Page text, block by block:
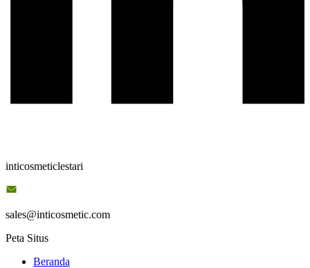
inticosmeticlestari
sales@inticosmetic.com
Peta Situs
Beranda